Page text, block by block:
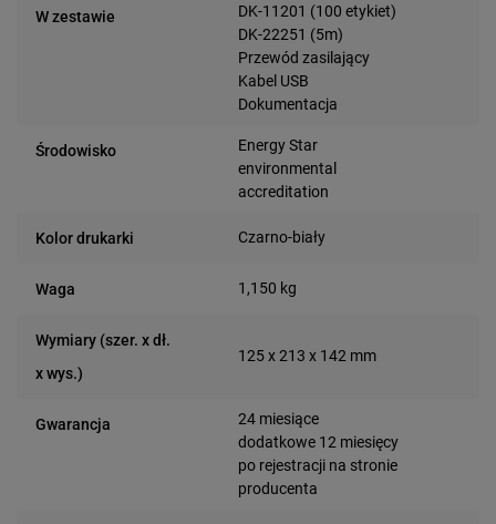
W zestawie
DK-11201 (100 etykiet)
DK-22251 (5m)
Przewód zasilający
Kabel USB
Dokumentacja
Środowisko
Energy Star
environmental
accreditation
Kolor drukarki Czarno-biały
Waga 1,150 kg
Wymiary (szer. x dł.
x wys.)
125 x 213 x 142 mm
Gwarancja
24 miesiące
dodatkowe 12 miesięcy
po rejestracji na stronie
producenta